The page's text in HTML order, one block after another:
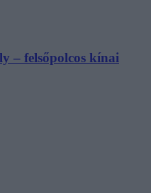
– felsőpolcos kínai